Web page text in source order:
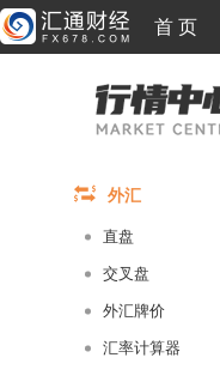
首 页
外汇
直盘
交叉盘
外汇牌价
汇率计算器